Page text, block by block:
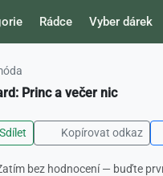
Rádce Vyber dárek
Princ a večer nic
Sdílet Kopírovat odkaz
bez hodnocení — buďte